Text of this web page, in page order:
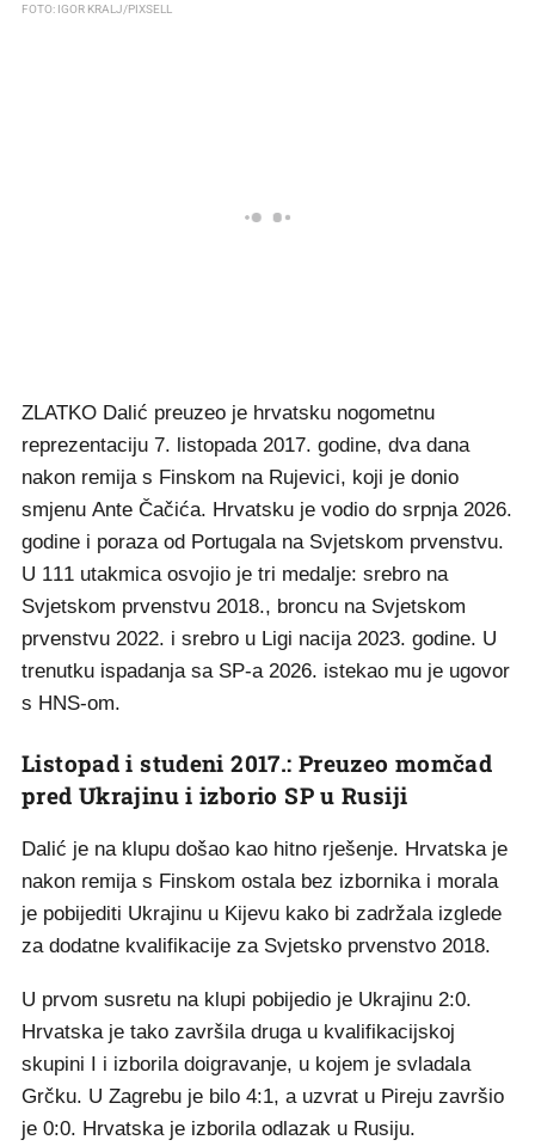
FOTO: IGOR KRALJ/PIXSELL
ZLATKO Dalić preuzeo je hrvatsku nogometnu
reprezentaciju 7. listopada 2017. godine, dva dana
nakon remija s Finskom na Rujevici, koji je donio
smjenu Ante Čačića. Hrvatsku je vodio do srpnja 2026.
godine i poraza od Portugala na Svjetskom prvenstvu.
U 111 utakmica osvojio je tri medalje: srebro na
Svjetskom prvenstvu 2018., broncu na Svjetskom
prvenstvu 2022. i srebro u Ligi nacija 2023. godine. U
trenutku ispadanja sa SP-a 2026. istekao mu je ugovor
s HNS-om.
Listopad i studeni 2017.: Preuzeo momčad
pred Ukrajinu i izborio SP u Rusiji
Dalić je na klupu došao kao hitno rješenje. Hrvatska je
nakon remija s Finskom ostala bez izbornika i morala
je pobijediti Ukrajinu u Kijevu kako bi zadržala izglede
za dodatne kvalifikacije za Svjetsko prvenstvo 2018.
U prvom susretu na klupi pobijedio je Ukrajinu 2:0.
Hrvatska je tako završila druga u kvalifikacijskoj
skupini I i izborila doigravanje, u kojem je svladala
Grčku. U Zagrebu je bilo 4:1, a uzvrat u Pireju završio
je 0:0. Hrvatska je izborila odlazak u Rusiju.